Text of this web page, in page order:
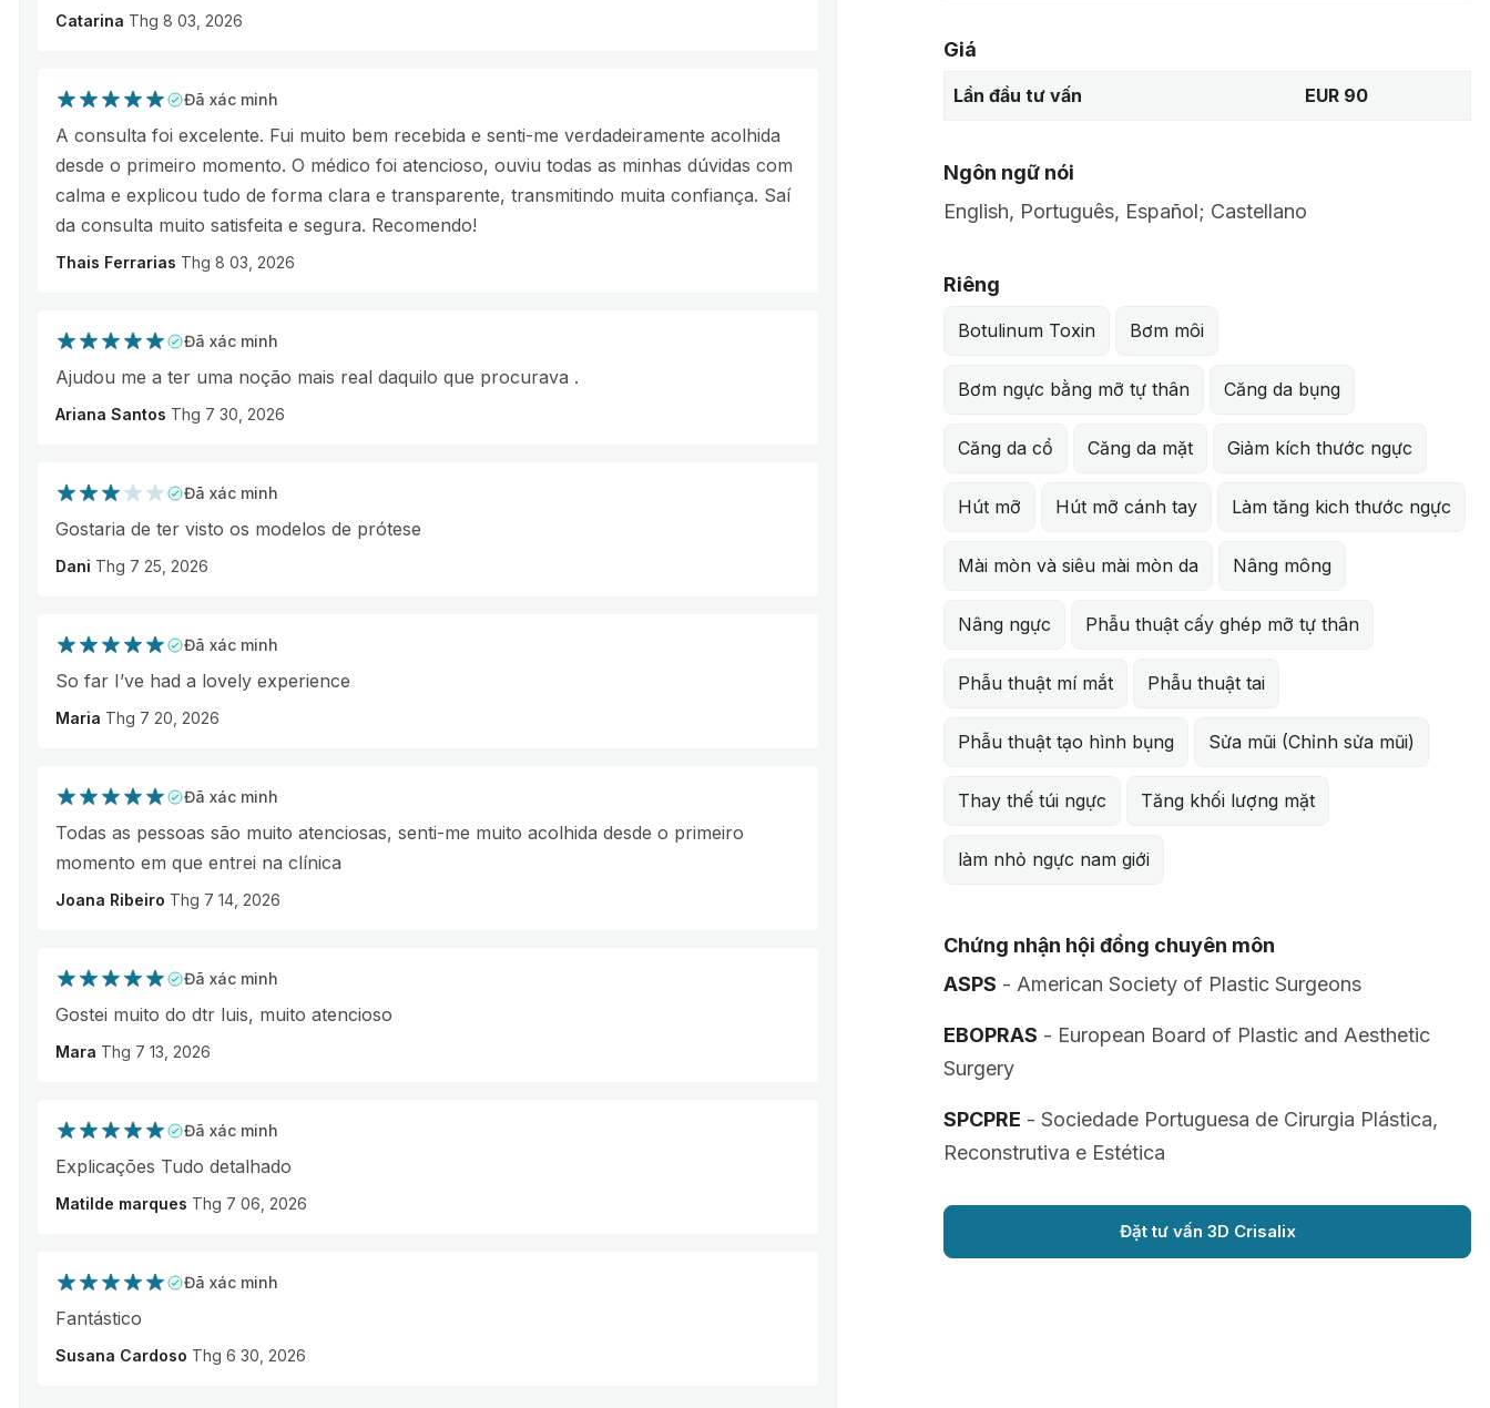
Catarina Thg 8 03, 2026
Đã xác minh
A consulta foi excelente. Fui muito bem recebida e senti-me verdadeiramente acolhida
desde o primeiro momento. O médico foi atencioso, ouviu todas as minhas dúvidas com
calma e explicou tudo de forma clara e transparente, transmitindo muita confiança. Saí
da consulta muito satisfeita e segura. Recomendo!
Thais Ferrarias Thg 8 03, 2026
Đã xác minh
Ajudou me a ter uma noção mais real daquilo que procurava .
Ariana Santos Thg 7 30, 2026
Đã xác minh
Gostaria de ter visto os modelos de prótese
Dani Thg 7 25, 2026
Đã xác minh
So far I’ve had a lovely experience
Maria Thg 7 20, 2026
Đã xác minh
Todas as pessoas são muito atenciosas, senti-me muito acolhida desde o primeiro
momento em que entrei na clínica
Joana Ribeiro Thg 7 14, 2026
Đã xác minh
Gostei muito do dtr luis, muito atencioso
Mara Thg 7 13, 2026
Đã xác minh
Explicações Tudo detalhado
Matilde marques Thg 7 06, 2026
Đã xác minh
Fantástico
Susana Cardoso Thg 6 30, 2026
Giá
Lần đầu tư vấn EUR 90
Ngôn ngữ nói
English, Português, Español; Castellano
Riêng
Botulinum Toxin Bơm môi
Bơm ngực bằng mỡ tự thân Căng da bụng
Căng da cổ Căng da mặt Giảm kích thước ngực
Hút mỡ Hút mỡ cánh tay Làm tăng kich thước ngực
Mài mòn và siêu mài mòn da Nâng mông
Nâng ngực Phẫu thuật cấy ghép mỡ tự thân
Phẫu thuật mí mắt Phẫu thuật tai
Phẫu thuật tạo hình bụng Sửa mũi (Chỉnh sửa mũi)
Thay thế túi ngực Tăng khối lượng mặt
làm nhỏ ngực nam giới
Chứng nhận hội đồng chuyên môn
ASPS - American Society of Plastic Surgeons
EBOPRAS - European Board of Plastic and Aesthetic
Surgery
SPCPRE - Sociedade Portuguesa de Cirurgia Plástica,
Reconstrutiva e Estética
Đặt tư vấn 3D Crisalix